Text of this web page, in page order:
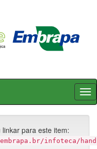
para este item:
infoteca/